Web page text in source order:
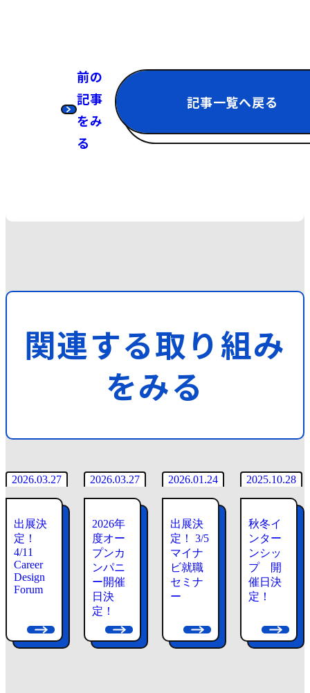
前の
記事
をみ
る
記事一覧へ戻る
関連する取り組み
をみる
出展決
定！
4/11
Career
Design
Forum
用
ン
ト
2026.03.27
2026年
度オー
プンカ
ンパニ
ー開催
日決
定！
説
採
用
イ
ン
ト
イ
ー
ッ
プ
2026.03.27
出展決
定！ 3/5
マイナ
ビ就職
セミナ
ー
用
ン
ト
2026.01.24
秋冬イ
ンター
ンシッ
プ 開
催日決
定！
用
ン
ト
2025.10.28